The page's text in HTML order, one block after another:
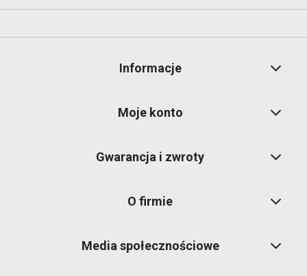
Informacje
Moje konto
Gwarancja i zwroty
O firmie
Media społecznościowe